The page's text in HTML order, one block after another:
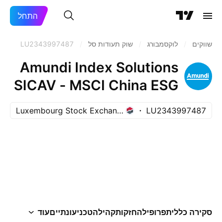
התחל
שווקים לוקסמבורג שוק תעודות סל LU2343997487
Amundi Index Solutions
SICAV - MSCI China ESG
Selection UCITS ETF DR
LU2343997487
Luxembourg Stock Exchange
סקירה כלליתפרופילהחזקותקהילהטכניעונתייםעוד